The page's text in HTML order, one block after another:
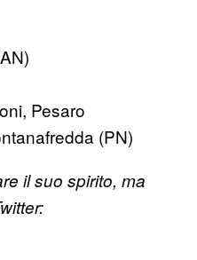
Pesaro
(PN)
il suo spirito, ma